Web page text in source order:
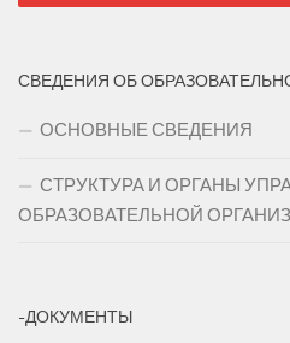
СВЕДЕНИЯ ОБ
ОСНОВНЫЕ СВЕДЕНИЯ
СТРУКТУРА И ОРГАНЫ
ОБРАЗОВАТЕЛЬНОЙ
-ДОКУМЕНТЫ